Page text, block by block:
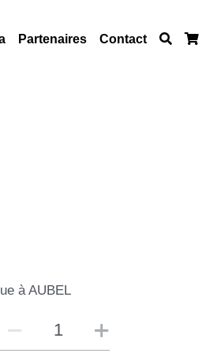
Partenaires Contact
à AUBEL